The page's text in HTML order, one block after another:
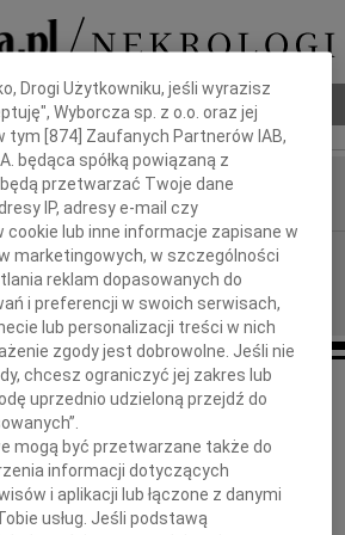
Poradnik pogrzebowy
Najszczersze wyrazy współczucia
dla
Wiesi Kowalskiej
Drogi Użytkowniku, jeśli wyrazisz
Wyborcza sp. z o.o. oraz jej
tym [874 ] Zaufanych Partnerów IAB,
będąca spółką powiązaną z
przetwarzać Twoje dane
IP, adresy e-mail czy
cookie lub inne informacje zapisane w
marketingowych, w szczególności
reklam dopasowanych do
i preferencji w swoich serwisach,
lub personalizacji treści w nich
zgody jest dobrowolne. Jeśli nie
chcesz ograniczyć jej zakres lub
uprzednio udzieloną przejdź do
mogą być przetwarzane także do
informacji dotyczących
i aplikacji lub łączone z danymi
usług. Jeśli podstawą